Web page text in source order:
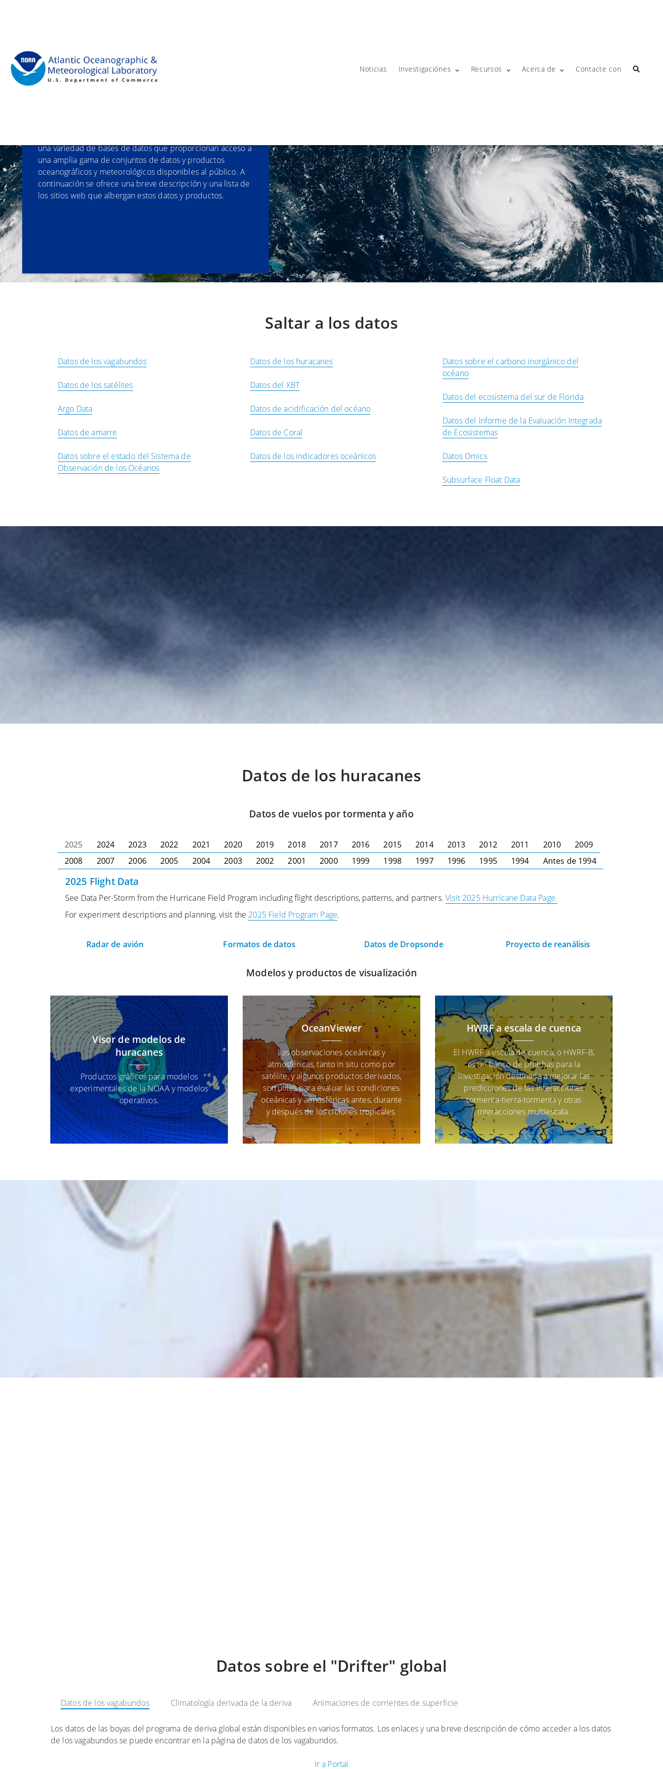
Noticias Investigaciónes Recursos Acerca de Contacte con
una variedad de bases de datos que proporcionan acceso a
una amplia gama de conjuntos de datos y productos
oceanográficos y meteorológicos disponibles al público. A
continuación se ofrece una breve descripción y una lista de
los sitios web que albergan estos datos y productos.
Saltar a los datos
Datos de los vagabundos
Datos de los satélites
Argo Data
Datos de amarre
Datos sobre el estado del Sistema de
Observación de los Océanos
Datos de los huracanes
Datos del XBT
Datos de acidificación del océano
Datos de Coral
Datos de los indicadores oceánicos
Datos sobre el carbono inorgánico del
océano
Datos del ecosistema del sur de Florida
Datos del Informe de la Evaluación Integrada
de Ecosistemas
Datos Omics
Subsurface Float Data
Datos de los huracanes
Datos de vuelos por tormenta y año
2025 2024 2023 2022 2021 2020 2019 2018 2017 2016 2015 2014 2013 2012 2011 2010
2009
2008
2007 2006 2005 2004 2003 2002 2001 2000 1999 1998 1997 1996 1995 1994 Antes de 1994
2025 Flight Data
See Data Per-Storm from the Hurricane Field Program including flight descriptions, patterns, and partners.Visit 2025 Hurricane Data Page.
For experiment descriptions and planning, visit the 2025 Field Program Page.
Radar de avión Formatos de datos Datos de Dropsonde Proyecto de reanálisis
Modelos y productos de visualización
Visor de modelos de
huracanes
Productos gráficos para modelos
experimentales de la NOAA y modelos
operativos.
OceanViewer
Las observaciones oceánicas y
atmosféricas, tanto in situ como por
satélite, y algunos productos derivados,
son útiles para evaluar las condiciones
oceánicas y atmosféricas antes, durante
y después de los ciclones tropicales.
HWRF a escala de cuenca
El HWRF a escala de cuenca, o HWRF-B,
es un banco de pruebas para la
investigación destinada a mejorar las
predicciones de las interacciones
tormenta-tierra-tormenta y otras
interacciones multiescala.
Datos sobre el "Drifter" global
Datos de los vagabundos Climatología derivada de la deriva Animaciones de corrientes de superficie
Los datos de las boyas del programa de deriva global están disponibles en varios formatos. Los enlaces y una breve descripción de cómo acceder a los datos
de los vagabundos se puede encontrar en la página de datos de los vagabundos.
Ir a Portal